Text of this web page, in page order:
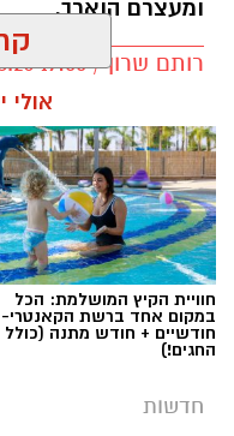
תגים:אלדר דיין
חוויית הקיץ המושלמת: הכל
במקום אחד ברשת הקאנטרי-
חודשיים + חודש מתנה (כולל
החגים!)
חדשות
בית קמה